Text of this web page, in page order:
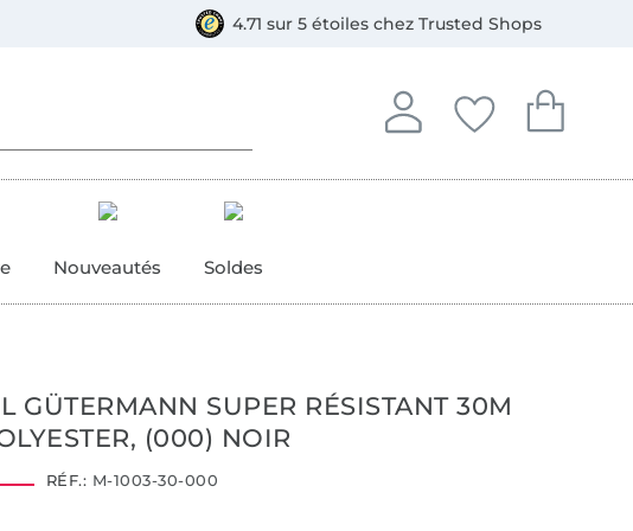
4.71 sur 5 étoiles chez Trusted Shops
Se connecter
Se connecter à votre
Mes favoris
Vous avez
Mon
Vous avez
Nouveautés Soldes
GÜTERMANN SUPER RÉSISTANT 30M
(000) NOIR
RÉF.: M-1003-30-000
Virement, Bancontact